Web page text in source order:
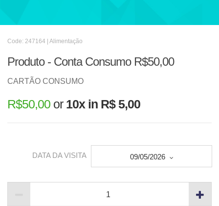
Code: 247164 | Alimentação
Produto - Conta Consumo R$50,00
CARTÃO CONSUMO
R$50,00 or 10x in R$ 5,00
DATA DA VISITA 09/05/2026